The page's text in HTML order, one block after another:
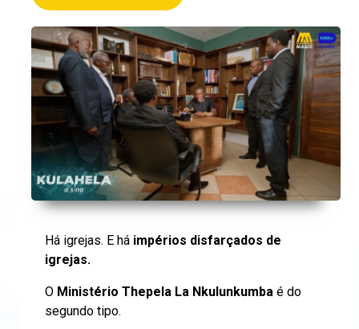
Há igrejas. E há impérios disfarçados de
igrejas.
O Ministério Thepela La Nkulunkumba é do
segundo tipo.